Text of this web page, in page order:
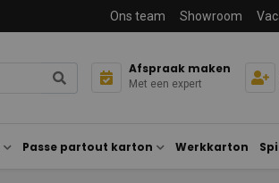
Ons team Showroom
Afspraak maken
Met een expert
Passe partout karton Werkkarton